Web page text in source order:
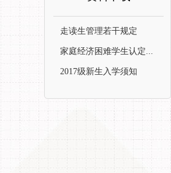
走读生管理若干规定
家庭经济困难学生认定...
2017级新生入学须知